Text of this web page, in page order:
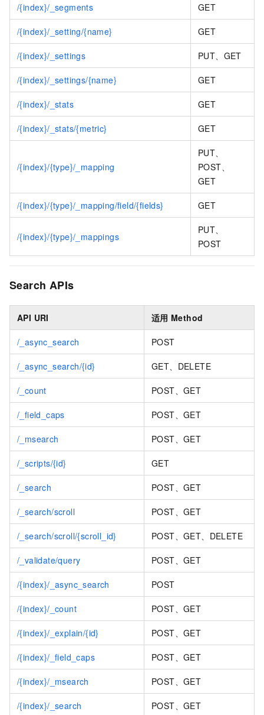
/{index}/_segments GET
/{index}/_setting/{name} GET
/{index}/_settings PUT、GET
/{index}/_settings/{name} GET
/{index}/_stats GET
/{index}/_stats/{metric} GET
/{index}/{type}/_mapping
PUT、
POST、
GET
/{index}/{type}/_mapping/field/{fields} GET
/{index}/{type}/_mappings
PUT、
POST
Search APIs
API URI 适用 Method
/_async_search POST
/_async_search/{id} GET、DELETE
/_count POST、GET
/_field_caps POST、GET
/_msearch POST、GET
/_scripts/{id} GET
/_search POST、GET
/_search/scroll POST、GET
/_search/scroll/{scroll_id} POST、GET、DELETE
/_validate/query POST、GET
/{index}/_async_search POST
/{index}/_count POST、GET
/{index}/_explain/{id} POST、GET
/{index}/_field_caps POST、GET
/{index}/_msearch POST、GET
/{index}/_search POST、GET